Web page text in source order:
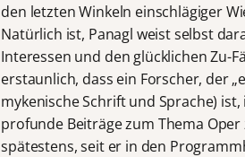
den letzten Winkeln einschlägiger
Natürlich ist, Panagl weist selbst
Interessen und den glücklichen Zu-
erstaunlich, dass ein Forscher, der
mykenische Schrift und Sprache)
profunde Beiträge zum Thema
spätestens, seit er in den